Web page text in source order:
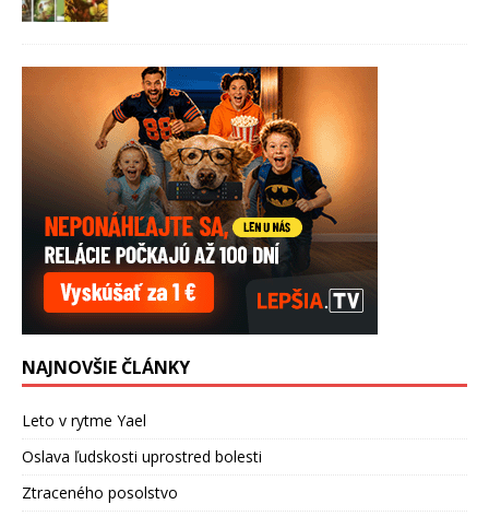
NAJNOVŠIE ČLÁNKY
Leto v rytme Yael
Oslava ľudskosti uprostred bolesti
Ztraceného posolstvo